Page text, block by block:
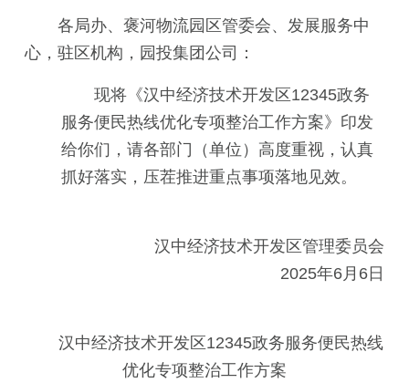
各局办、褒河物流园区管委会、发展服务中
心，驻区机构，园投集团公司：
现将《汉中经济技术开发区12345政务
服务便民热线优化专项整治工作方案》印发
给你们，请各部门（单位）高度重视，认真
抓好落实，压茬推进重点事项落地见效。
汉中经济技术开发区管理委员会
2025年6月6日
汉中经济技术开发区 12345政务服务便民热线
优化专项整治工作方案